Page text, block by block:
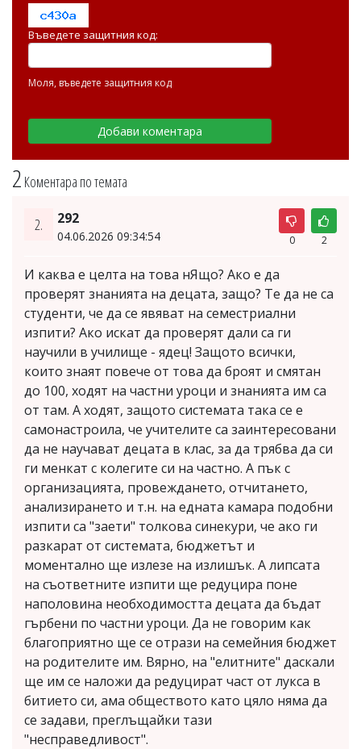
2 Коментара по темата
2. 292
04.06.2026 09:34:54 0 2
И каква е целта на това нЯщо? Ако е да
проверят знанията на децата, защо? Те да не са
студенти, че да се явяват на семестриални
изпити? Ако искат да проверят дали са ги
научили в училище - ядец! Защото всички,
които знаят повече от това да броят и смятан
до 100, ходят на частни уроци и знанията им са
от там. А ходят, защото системата така се е
самонастроила, че учителите са заинтересовани
да не научават децата в клас, за да трябва да си
ги менкат с колегите си на частно. А пък с
организацията, провеждането, отчитането,
анализирането и т.н. на едната камара подобни
изпити са "заети" толкова синекури, че ако ги
разкарат от системата, бюджетът и
моментално ще излезе на излишък. А липсата
на съответните изпити ще редуцира поне
наполовина необходимостта децата да бъдат
гърбени по частни уроци. Да не говорим как
благоприятно ще се отрази на семейния бюджет
на родителите им. Вярно, на "елитните" даскали
ще им се наложи да редуцират част от лукса в
битието си, ама обществото като цяло няма да
се задави, преглъщайки тази
"несправедливост".
Въведете защитния код:
Моля, въведете защитния код